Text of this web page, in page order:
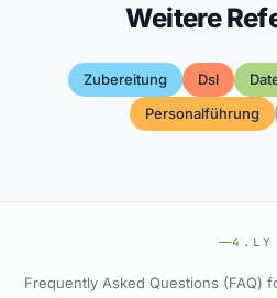
Weitere
Zubereitung Dsl
Personalführung
4.LY
Frequently Asked Questions (FAQ)